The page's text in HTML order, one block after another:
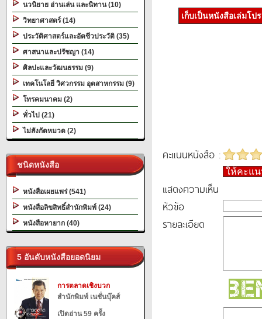
นวนิยาย อ่านเล่น และนิทาน (10)
วิทยาศาสตร์ (14)
ประวัติศาสตร์และอัตชีวประวัติ (35)
ศาสนาและปรัชญา (14)
ศิลปะและวัฒนธรรม (9)
เทคโนโลยี วิศวกรรม อุตสาหกรรม (9)
โทรคมนาคม (2)
ทั่วไป (21)
ไม่สังกัดหมวด (2)
ชนิดหนังสือ
หนังสือเผยแพร่ (541)
หนังสือลิขสิทธิ์สำนักพิมพ์ (24)
หนังสือหายาก (40)
5 อันดับหนังสือยอดนิยม
การตลาดเชิงบวก
สำนักพิมพ์ เนชั่นบุ๊คส์
เปิดอ่าน 59 ครั้ง
เก็บเป็นหนังสือเล่มโป
คะแนนหนังสือ :
ให้คะแ
แสดงความเห็น
หัวข้อ
รายละเอียด